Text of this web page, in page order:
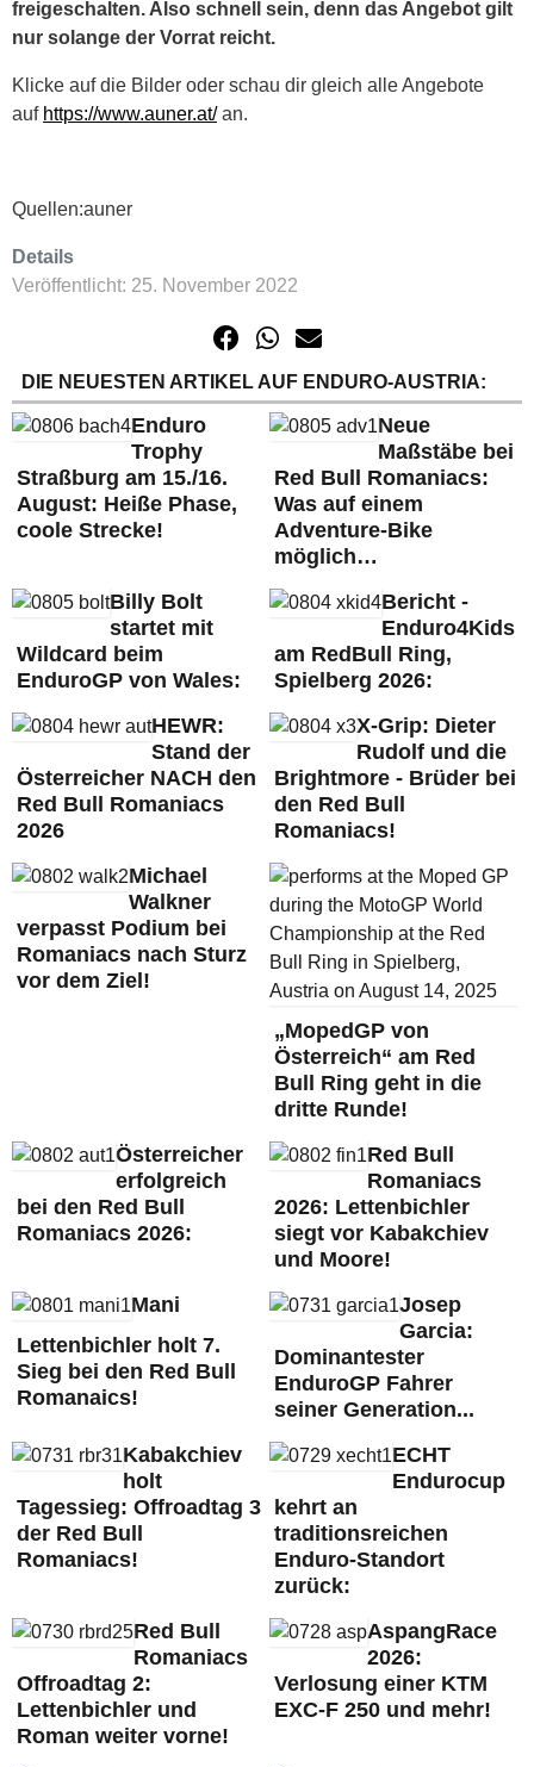
freigeschalten. Also schnell sein, denn das Angebot gilt
nur solange der Vorrat reicht.
Klicke auf die Bilder oder schau dir gleich alle Angebote
auf https://www.auner.at/an.
Quellen:auner
Details
Veröffentlicht: 25. November 2022
DIE NEUESTEN ARTIKEL AUF ENDURO-AUSTRIA:
Enduro
Trophy
Straßburg am 15./16.
August: Heiße Phase,
coole Strecke!
Neue
Maßstäbe bei
Red Bull Romaniacs:
Was auf einem
Adventure-Bike
möglich…
Billy Bolt
startet mit
Wildcard beim
EnduroGP von Wales:
Bericht -
Enduro4Kids
am RedBull Ring,
Spielberg 2026:
HEWR:
Stand der
Österreicher NACH den
Red Bull Romaniacs
2026
X-Grip: Dieter
Rudolf und die
Brightmore - Brüder bei
den Red Bull
Romaniacs!
Michael
Walkner
verpasst Podium bei
Romaniacs nach Sturz
vor dem Ziel!
„MopedGP von
Österreich“ am Red
Bull Ring geht in die
dritte Runde!
Österreicher
erfolgreich
bei den Red Bull
Romaniacs 2026:
Red Bull
Romaniacs
2026: Lettenbichler
siegt vor Kabakchiev
und Moore!
Mani
Lettenbichler holt 7.
Sieg bei den Red Bull
Romanaics!
Josep
Garcia:
Dominantester
EnduroGP Fahrer
seiner Generation...
Kabakchiev
holt
Tagessieg: Offroadtag 3
der Red Bull
Romaniacs!
ECHT
Endurocup
kehrt an
traditionsreichen
Enduro-Standort
zurück:
Red Bull
Romaniacs
Offroadtag 2:
Lettenbichler und
Roman weiter vorne!
AspangRace
2026:
Verlosung einer KTM
EXC-F 250 und mehr!